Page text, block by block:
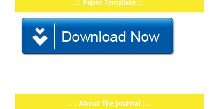
..:: Paper Template ::..
..:: About The Journal ::..